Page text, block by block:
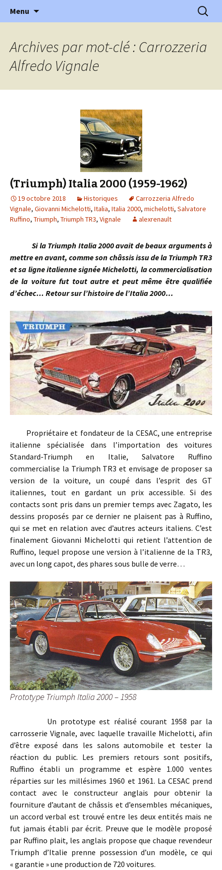
l'Automobile Ancienne
l'automobile ancienne : articles, historiques
…
Menu
Archives par mot-clé : Carrozzeria
Alfredo Vignale
(Triumph) Italia 2000 (1959-1962)
19 octobre 2018 Historiques
Carrozzeria Alfredo
Vignale, Giovanni Michelotti, Italia, Italia 2000, michelotti, Salvatore
Ruffino, Triumph, Triumph TR3, Vignale alexrenault
Si la Triumph Italia 2000 avait de beaux arguments à
mettre en avant, comme son châssis issu de la Triumph TR3
et sa ligne italienne signée Michelotti, la commercialisation
de la voiture fut tout autre et peut même être qualifiée
d’échec… Retour sur l’histoire de l’Italia 2000…
Propriétaire et fondateur de la CESAC, une entreprise
italienne spécialisée dans l’importation des voitures
Standard-Triumph en Italie, Salvatore Ruffino
commercialise la Triumph TR3 et envisage de proposer sa
version de la voiture, un coupé dans l’esprit des GT
italiennes, tout en gardant un prix accessible. Si des
contacts sont pris dans un premier temps avec Zagato, les
dessins proposés par ce dernier ne plaisent pas à Ruffino,
qui se met en relation avec d’autres acteurs italiens. C’est
finalement Giovanni Michelotti qui retient l’attention de
Ruffino, lequel propose une version à l’italienne de la TR3,
avec un long capot, des phares sous bulle de verre…
Prototype Triumph Italia 2000 – 1958
Un prototype est réalisé courant 1958 par la
carrosserie Vignale, avec laquelle travaille Michelotti, afin
d’être exposé dans les salons automobile et tester la
réaction du public. Les premiers retours sont positifs,
Ruffino établi un programme et espère 1.000 ventes
réparties sur les millésimes 1960 et 1961. La CESAC prend
contact avec le constructeur anglais pour obtenir la
fourniture d’autant de châssis et d’ensembles mécaniques,
un accord verbal est trouvé entre les deux entités mais ne
fut jamais établi par écrit. Preuve que le modèle proposé
par Ruffino plait, les anglais propose que chaque revendeur
Triumph d’Italie prenne possession d’un modèle, ce qui
« garantie » une production de 720 voitures.